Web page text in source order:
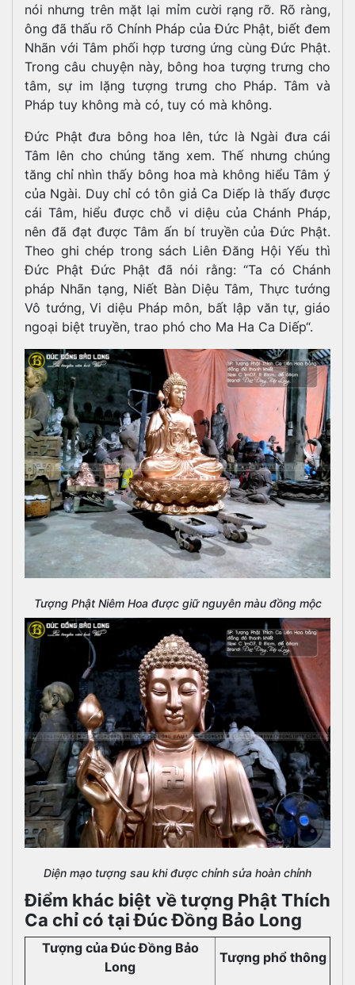
nói nhưng trên mặt lại mỉm cười rạng rỡ. Rõ ràng,
ông đã thấu rõ Chính Pháp của Đức Phật, biết đem
Nhãn với Tâm phối hợp tương ứng cùng Đức Phật.
Trong câu chuyện này, bông hoa tượng trưng cho
tâm, sự im lặng tượng trưng cho Pháp. Tâm và
Pháp tuy không mà có, tuy có mà không.
Đức Phật đưa bông hoa lên, tức là Ngài đưa cái
Tâm lên cho chúng tăng xem. Thế nhưng chúng
tăng chỉ nhìn thấy bông hoa mà không hiểu Tâm ý
của Ngài. Duy chỉ có tôn giả Ca Diếp là thấy được
cái Tâm, hiểu được chỗ vi diệu của Chánh Pháp,
nên đã đạt được Tâm ấn bí truyền của Đức Phật.
Theo ghi chép trong sách Liên Đăng Hội Yếu thì
Đức Phật Đức Phật đã nói rằng: “Ta có Chánh
pháp Nhãn tạng, Niết Bàn Diệu Tâm, Thực tướng
Vô tướng, Vi diệu Pháp môn, bất lập văn tự, giáo
ngoại biệt truyền, trao phó cho Ma Ha Ca Diếp“.
Tượng Phật Niêm Hoa được giữ nguyên màu đồng mộc
Diện mạo tượng sau khi được chỉnh sửa hoàn chỉnh
Điểm khác biệt về tượng Phật Thích
Ca chỉ có tại Đúc Đồng Bảo Long
Tượng của Đúc Đồng Bảo
Long
Tượng phổ thông